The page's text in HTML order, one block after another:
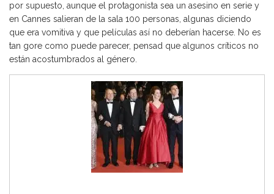
por supuesto, aunque el protagonista sea un asesino en serie y
en Cannes salieran de la sala 100 personas, algunas diciendo
que era vomitiva y que películas así no deberían hacerse. No es
tan gore como puede parecer, pensad que algunos críticos no
están acostumbrados al género.